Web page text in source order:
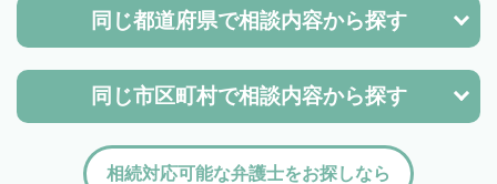
同じ都道府県で相談内容から探す
同じ市区町村で相談内容から探す
相続対応可能な弁護士をお探しなら